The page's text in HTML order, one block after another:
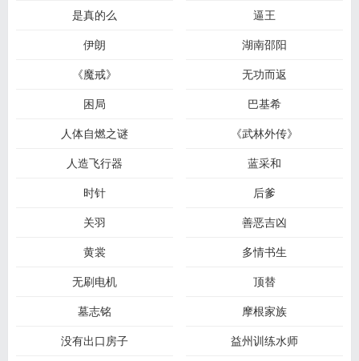
是真的么
逼王
伊朗
湖南邵阳
《魔戒》
无功而返
困局
巴基希
人体自燃之谜
《武林外传》
人造飞行器
蓝采和
时针
后爹
关羽
善恶吉凶
黄裳
多情书生
无刷电机
顶替
墓志铭
摩根家族
没有出口房子
益州训练水师